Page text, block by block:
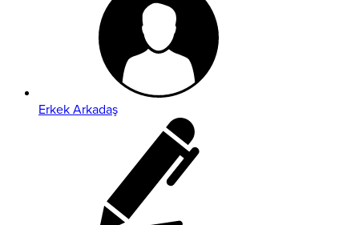
Erkek Arkadaş